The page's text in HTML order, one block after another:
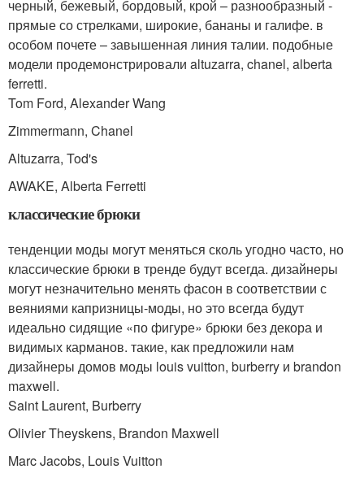
черный, бежевый, бордовый, крой – разнообразный -
прямые со стрелками, широкие, бананы и галифе. в
особом почете – завышенная линия талии. подобные
модели продемонстрировали altuzarra, chanel, alberta
ferretti.
Tom Ford, Alexander Wang
Zimmermann, Chanel
Altuzarra, Tod's
AWAKE, Alberta Ferretti
классические брюки
тенденции моды могут меняться сколь угодно часто, но
классические брюки в тренде будут всегда. дизайнеры
могут незначительно менять фасон в соответствии с
веяниями капризницы-моды, но это всегда будут
идеально сидящие «по фигуре» брюки без декора и
видимых карманов. такие, как предложили нам
дизайнеры домов моды louis vuitton, burberry и brandon
maxwell.
Saint Laurent, Burberry
Olivier Theyskens, Brandon Maxwell
Marc Jacobs, Louis Vuitton